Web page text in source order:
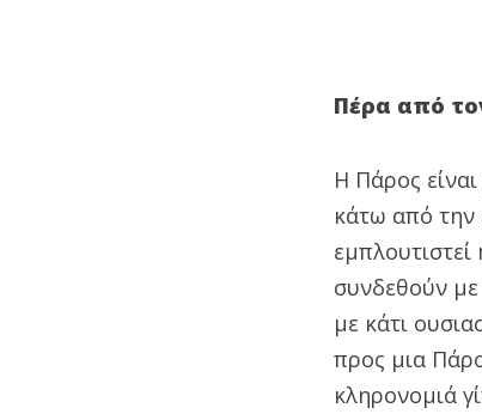
Πέρα από
Η Πάρος
κάτω από την
συνδεθούν
με κάτι
προς μια
κληρονομιά